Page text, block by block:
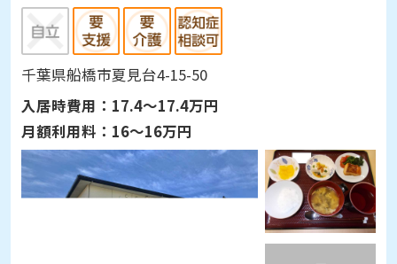
千葉県船橋市夏見台4-15-50
入居時費用： 17.4～17.4万円
月額利用料： 16～16万円